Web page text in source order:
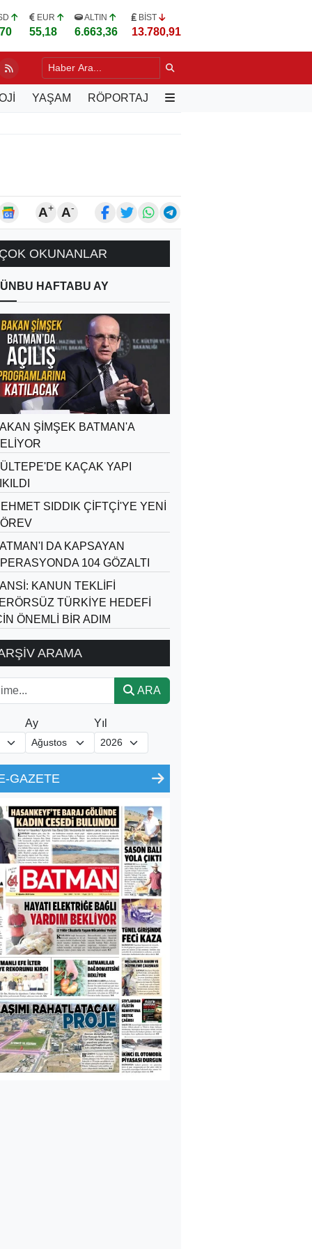
EUR
55,18
ALTIN
6.663,36
BİST
13.780,91
GÜRLEK'E GAZETECİLİK YASASI TASLAĞI
YAŞAM RÖPORTAJ
A+ A-
OKUNANLAR
BU HAFTA BU AY
ŞİMŞEK BATMAN'A
KAÇAK YAPI
SIDDIK ÇİFTÇİ'YE YENİ
DA KAPSAYAN
104 GÖZALTI
KANUN TEKLİFİ
TÜRKİYE HEDEFİ
ÖNEMLİ BİR ADIM
ARAMA
ARA
Ay Yıl
GAZETE